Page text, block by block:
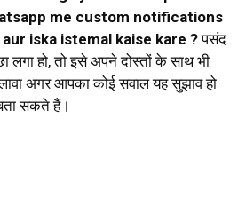
me custom notifications
iska istemal kaise kare ?पसंद
हो, तो इसे अपने दोस्तों के साथ भी
अगर आपका कोई सवाल यह सुझाव हो
सकते हैं।